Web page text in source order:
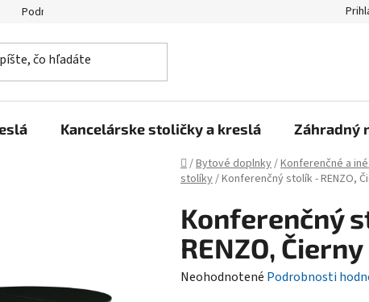
Podmienky ochrany osobných údajov Reklamačný poriadok,
Kancelárske stoličky a kreslá Záhradný
Domov
/Bytové doplnky/Konferenčné a
stolíky/Konferenčný stolík - RENZO,
Konferenčný
RENZO, Čierny
Priemerné
Neohodnotené Podrobnosti